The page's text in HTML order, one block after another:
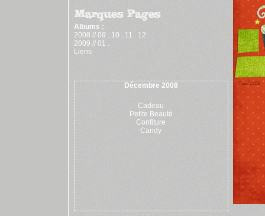
Albums :
2008 // 09 . 10 . 11 . 12
2009 // 01 .
Liens
Décembre 2008
Cadeau
Petite Beauté
Confiture
Candy